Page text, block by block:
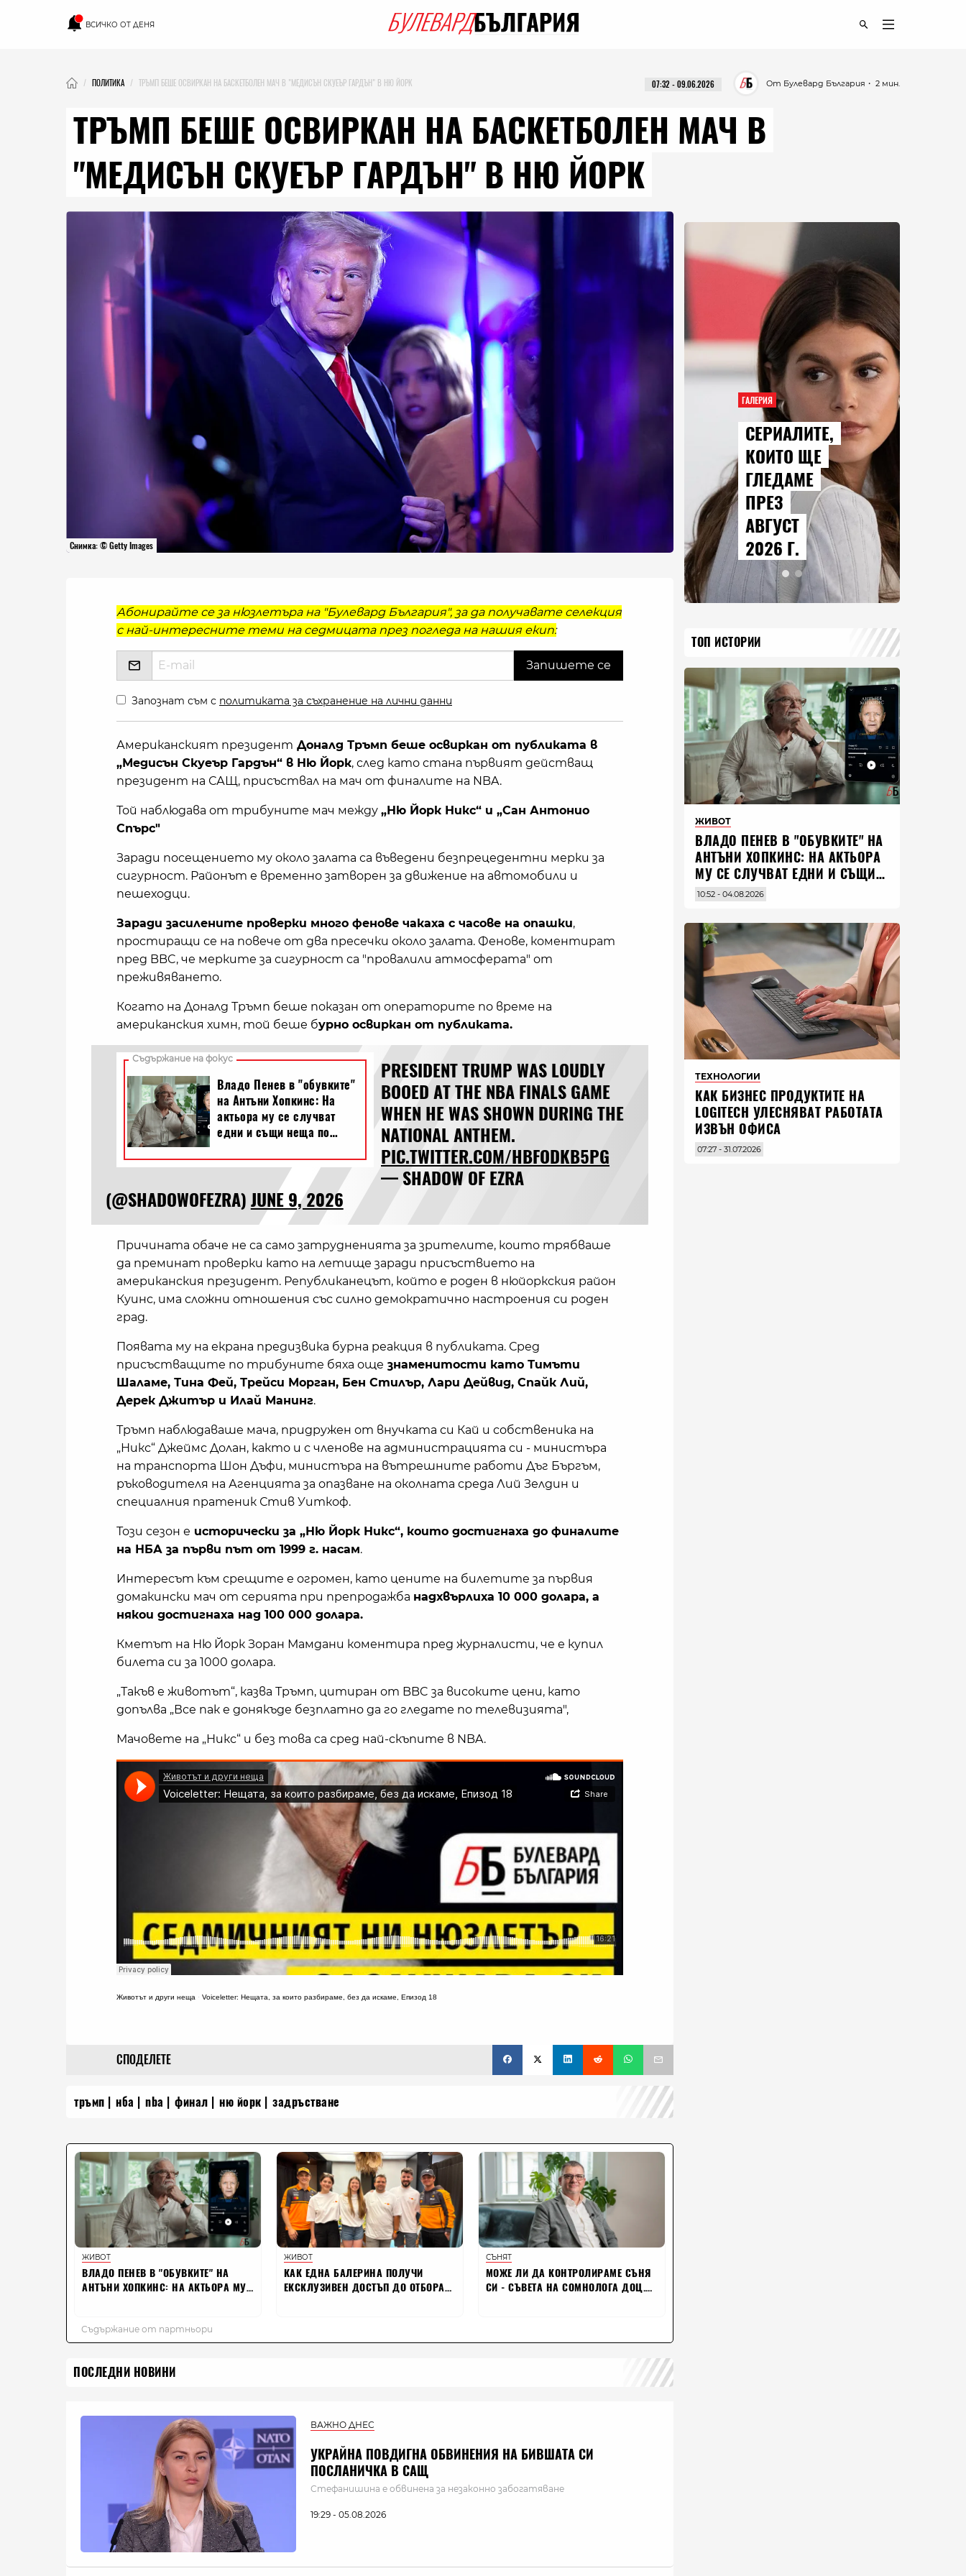
ВСИЧКО ОТ ДЕНЯ
ПОЛИТИКА ТРЪМП БЕШЕ ОСВИРКАН НА БАСКЕТБОЛЕН МАЧ В "МЕДИСЪН СКУЕЪР ГАРДЪН" В НЮ ЙОРК ・ 2 мин.
От Булевард България
07:32 - 09.06.2026
ТРЪМП БЕШЕ ОСВИРКАН НА БАСКЕТБОЛЕН МАЧ В
"МЕДИСЪН СКУЕЪР ГАРДЪН" В НЮ ЙОРК
Снимка: © Getty Images
Абонирайте се за нюзлетъра на "Булевард България", за да получавате селекция
с най-интересните теми на седмицата през погледа на нашия екип:
Запознат съм с политиката за съхранение на лични данни
Американският президент Доналд Тръмп беше освиркан от публиката в
„Медисън Скуеър Гардън“ в Ню Йорк, след като стана първият действащ
президент на САЩ, присъствал на мач от финалите на NBA.
Той наблюдава от трибуните мач между „Ню Йорк Никс“ и „Сан Антонио
Спърс"
Заради посещението му около залата са въведени безпрецедентни мерки за
сигурност. Районът е временно затворен за движение на автомобили и
пешеходци.
Заради засилените проверки много фенове чакаха с часове на опашки,
простиращи се на повече от два пресечки около залата. Фенове, коментират
пред BBC, че мерките за сигурност са "провалили атмосферата" от
преживяването.
Когато на Доналд Тръмп беше показан от операторите по време на
американския химн, той беше бурно освиркан от публиката.
PRESIDENT TRUMP WAS LOUDLY
BOOED AT THE NBA FINALS GAME
WHEN HE WAS SHOWN DURING THE
NATIONAL ANTHEM.
PIC.TWITTER.COM/HBFODKB5PG
— SHADOW OF EZRA
(@SHADOWOFEZRA) JUNE 9, 2026
Причината обаче не са само затрудненията за зрителите, които трябваше
да преминат проверки като на летище заради присъствието на
американския президент. Републиканецът, който е роден в нюйоркския район
Куинс, има сложни отношения със силно демократично настроения си роден
град.
Появата му на екрана предизвика бурна реакция в публиката. Сред
присъстващите по трибуните бяха още знаменитости като Тимъти
Шаламе, Тина Фей, Трейси Морган, Бен Стилър, Лари Дейвид, Спайк Лий,
Дерек Джитър и Илай Манинг.
Тръмп наблюдаваше мача, придружен от внучката си Кай и собственика на
„Никс“ Джеймс Долан, както и с членове на администрацията си - министъра
на транспорта Шон Дъфи, министъра на вътрешните работи Дъг Бъргъм,
ръководителя на Агенцията за опазване на околната среда Лий Зелдин и
специалния пратеник Стив Уиткоф.
Този сезон е исторически за „Ню Йорк Никс“, които достигнаха до финалите
на НБА за първи път от 1999 г. насам.
Интересът към срещите е огромен, като цените на билетите за първия
домакински мач от серията при препродажба надхвърлиха 10 000 долара, а
някои достигнаха над 100 000 долара.
Кметът на Ню Йорк Зоран Мамдани коментира пред журналисти, че е купил
билета си за 1000 долара.
„Такъв е животът“, казва Тръмп, цитиран от BBC за високите цени, като
допълва „Все пак е донякъде безплатно да го гледате по телевизията",
Мачовете на „Никс“ и без това са сред най-скъпите в NBA.
Животът и други неща · Voiceletter: Нещата, за които разбираме, без да искаме, Епизод 18
СПОДЕЛЕТЕ
тръмп нба nba финал ню йорк задръстване
ПОСЛЕДНИ НОВИНИ
ВАЖНО ДНЕС
УКРАЙНА ПОВДИГНА ОБВИНЕНИЯ НА БИВШАТА СИ
ПОСЛАНИЧКА В САЩ
Стефанишина е обвинена за незаконно забогатяване
19:29 - 05.08.2026
ГАЛЕРИЯ
СЕРИАЛИТЕ,
КОИТО ЩЕ
ГЛЕДАМЕ
ПРЕЗ
АВГУСТ
2026 Г.
ТОП ИСТОРИИ
ЖИВОТ
ВЛАДO ПЕНЕВ В "ОБУВКИТЕ" НА
АНТЪНИ ХОПКИНС: НА АКТЬОРА
МУ СЕ СЛУЧВАТ ЕДНИ И СЪЩИ
НЕЩА ПО ЦЕЛИЯ СВЯТ
10:52 - 04.08.2026
ТЕХНОЛОГИИ
КАК БИЗНЕС ПРОДУКТИТЕ НА
LOGITECH УЛЕСНЯВАТ РАБОТАТА
ИЗВЪН ОФИСА
07:27 - 31.07.2026